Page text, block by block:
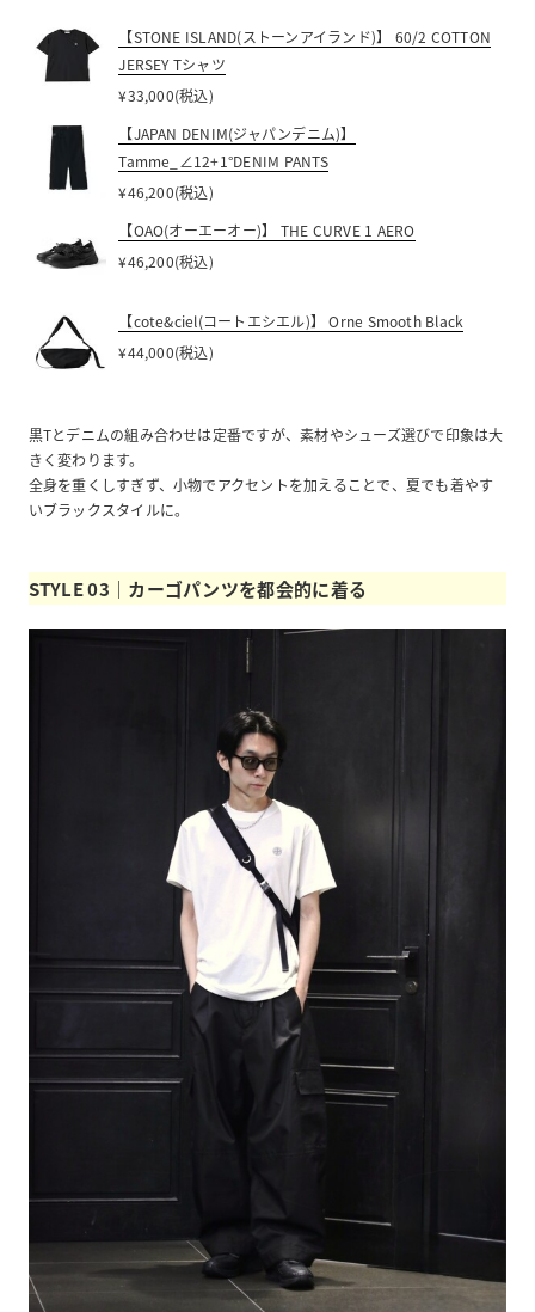
【STONE ISLAND(ストーンアイランド)】 60/2 COTTON
JERSEY Tシャツ
¥33,000(税込)
【JAPAN DENIM(ジャパンデニム)】
Tamme_∠12+1°DENIM PANTS
¥46,200(税込)
【OAO(オーエーオー)】 THE CURVE 1 AERO
¥46,200(税込)
【cote&ciel(コートエシエル)】 Orne Smooth Black
¥44,000(税込)
黒Tとデニムの組み合わせは定番ですが、素材やシューズ選びで印象は大
きく変わります。
全身を重くしすぎず、小物でアクセントを加えることで、夏でも着やす
いブラックスタイルに。
STYLE 03｜カーゴパンツを都会的に着る